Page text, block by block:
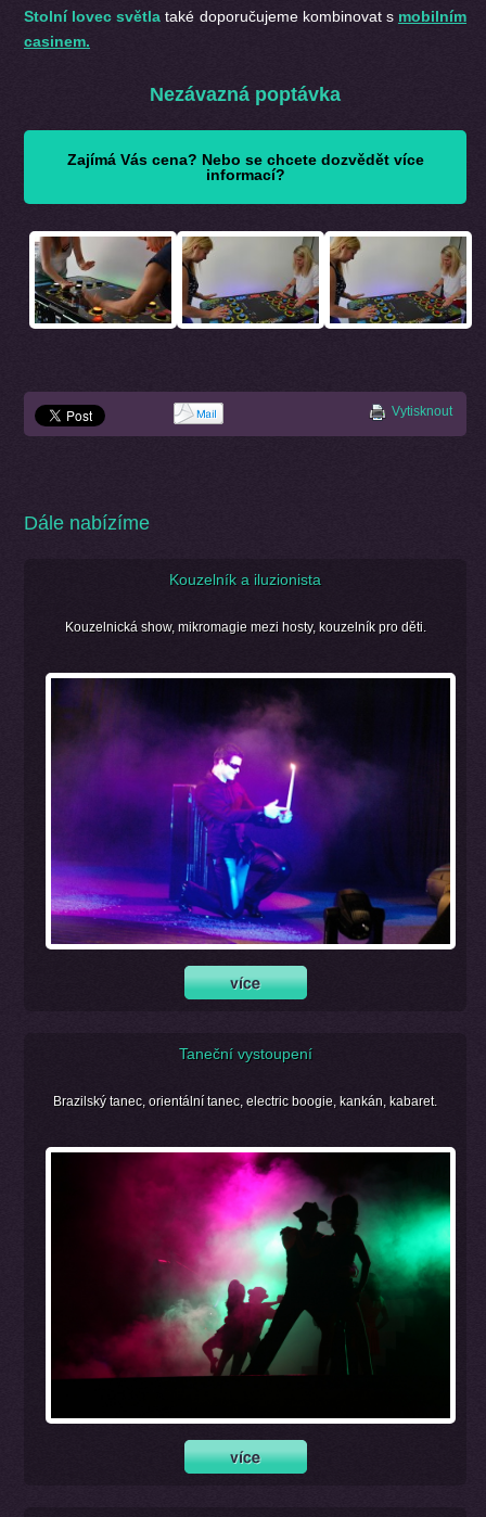
Stolní lovec světlataké doporučujeme kombinovat s mobilním
casinem.
Nezávazná poptávka
Zajímá Vás cena? Nebo se chcete dozvědět více
informací?
Vytisknout
Dále nabízíme
Kouzelník a iluzionista
Kouzelnická show, mikromagie mezi hosty, kouzelník pro děti.
Taneční vystoupení
Brazilský tanec, orientální tanec, electric boogie, kankán, kabaret.